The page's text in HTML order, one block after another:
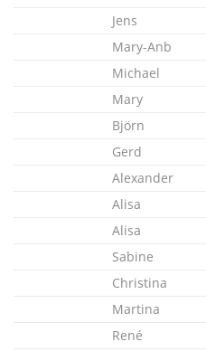
Jens
Mary-Anb
Michael
Mary
Björn
Gerd
Alexander
Alisa
Alisa
Sabine
Christina
Martina
René